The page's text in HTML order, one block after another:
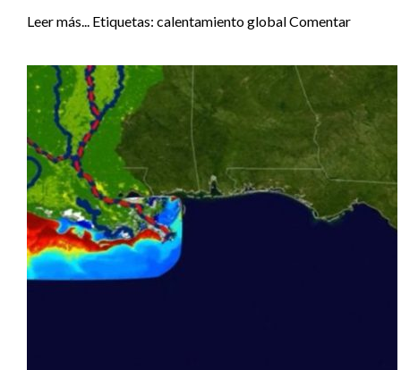
Leer más... Etiquetas: calentamiento globalComentar